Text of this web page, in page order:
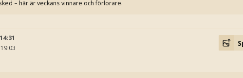
– här är veckans vinnare och förlorare.